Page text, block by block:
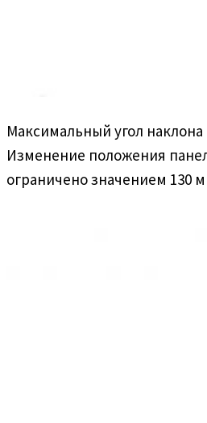
Максимальный угол наклона
Изменение положения
ограничено значением 130